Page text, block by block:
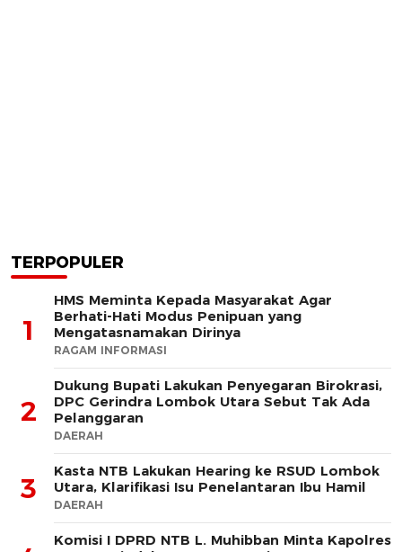
TERPOPULER
1
HMS Meminta Kepada Masyarakat Agar
Berhati-Hati Modus Penipuan yang
Mengatasnamakan Dirinya
RAGAM INFORMASI
2
Dukung Bupati Lakukan Penyegaran Birokrasi,
DPC Gerindra Lombok Utara Sebut Tak Ada
Pelanggaran
DAERAH
3
Kasta NTB Lakukan Hearing ke RSUD Lombok
Utara, Klarifikasi Isu Penelantaran Ibu Hamil
DAERAH
Komisi I DPRD NTB L. Muhibban Minta Kapolres